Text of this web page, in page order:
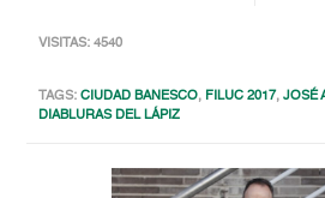
VISITAS: 4540
TAGS:CIUDAD BANESCO, FILUC 2017,JOSÉ
DIABLURAS DEL LÁPIZ